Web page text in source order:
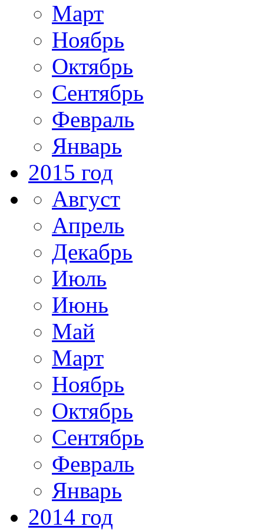
Март
Ноябрь
Октябрь
Сентябрь
Февраль
Январь
2015 год
Август
Апрель
Декабрь
Июль
Июнь
Май
Март
Ноябрь
Октябрь
Сентябрь
Февраль
Январь
2014 год